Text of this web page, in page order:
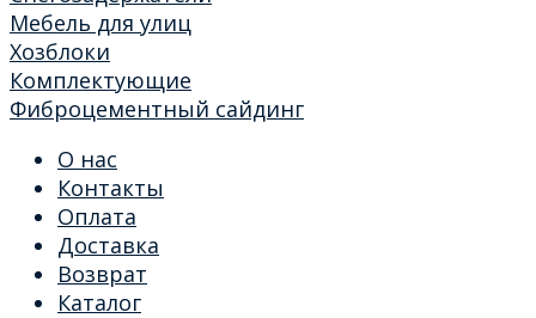
Мебель для улиц
Хозблоки
Комплектующие
Фиброцементный сайдинг
О нас
Контакты
Оплата
Доставка
Возврат
Каталог